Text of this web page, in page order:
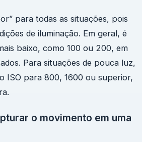
para todas as situações, pois
de iluminação. Em geral, é
baixo, como 100 ou 200, em
Para situações de pouca luz,
ISO para 800, 1600 ou superior,
o movimento em uma